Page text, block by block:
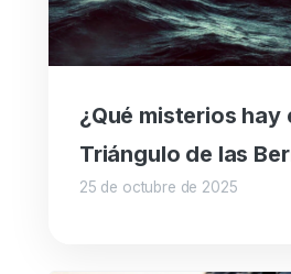
¿Qué misterios hay
Triángulo de las
25 de octubre de 2025